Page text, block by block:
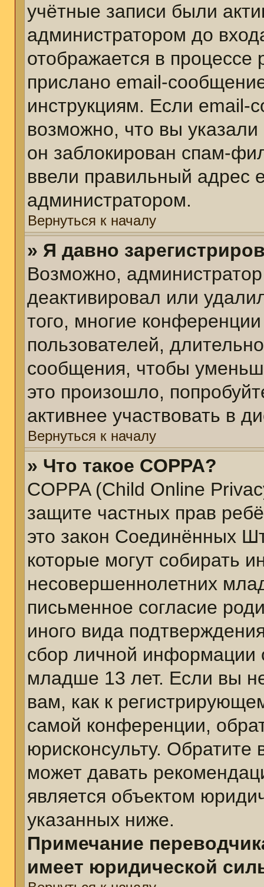
учётные записи были
администратором до
отображается в
прислано email-
инструкциям. Если email-
возможно, что вы
он заблокирован спам-
ввели правильный адрес
администратором.
Вернуться к началу
» Я давно
Возможно,
деактивировал или
того, многие
пользователей,
сообщения, чтобы
это произошло,
активнее участвовать в
Вернуться к началу
» Что такое COPPA?
COPPA (Child Online
защите частных прав
это закон Соединённых
которые могут собирать
несовершеннолетних
письменное согласие
иного вида
сбор личной информации
младше 13 лет. Если вы
вам, как к
самой конференции,
юрисконсульту.
может давать
является объектом
указанных ниже.
Примечание
имеет юридической